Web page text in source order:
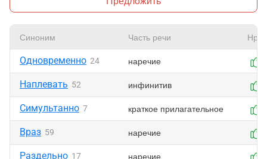
Синоним Часть речи
Одновременно 24 наречие
Наплевать 52 инфинитив
Симультанно 7 краткое прилагательное
Враз 59 наречие
Раздельно 17 наречие